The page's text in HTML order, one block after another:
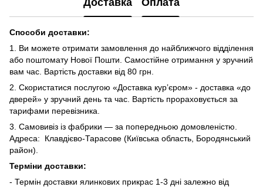
Доставка Оплата
Способи доставки:
1. Ви можете отримати замовлення до найближчого відділення
або поштомату Нової Пошти. Самостійне отримання у зручний
вам час. Вартість доставки від 80 грн.
2. Скористатися послугою «Доставка курʼєром» - доставка «до
дверей» у зручний день та час. Вартість прораховується за
тарифами перевізника.
3. Самовивіз із фабрики — за попередньою домовленістю.
Адреса: Клавдієво-Тарасове (Київська область, Бородянський
район).
Терміни доставки:
- Термін доставки ялинкових прикрас 1-3 дні залежно від